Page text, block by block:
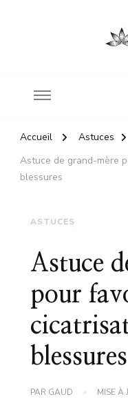
Accueil
Astuces
Astuce de grand-mère
blessures
ASTUCES
Astuce
pour
blessures
PAR GAUD MISE À